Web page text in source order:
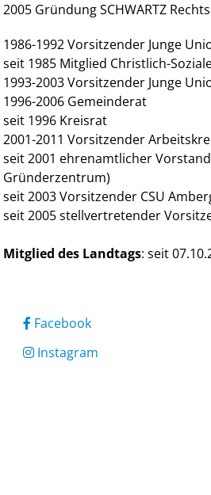
2005 Gründung SCHWARTZ
1986-1992 Vorsitzender Junge
seit 1985 Mitglied Christlich-
1993-2003 Vorsitzender Junge
1996-2006 Gemeinderat
seit 1996 Kreisrat
2001-2011 Vorsitzender
seit 2001 ehrenamtlicher
Gründerzentrum)
seit 2003 Vorsitzender CSU
seit 2005 stellvertretender
Mitglied des Landtags: seit
Facebook
Instagram